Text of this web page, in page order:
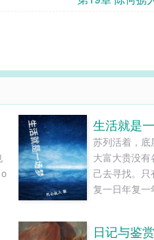
生活就是
苏列活着，底
大富大贵没有
己去寻找。只
复一日年复一
日记与鉴赏